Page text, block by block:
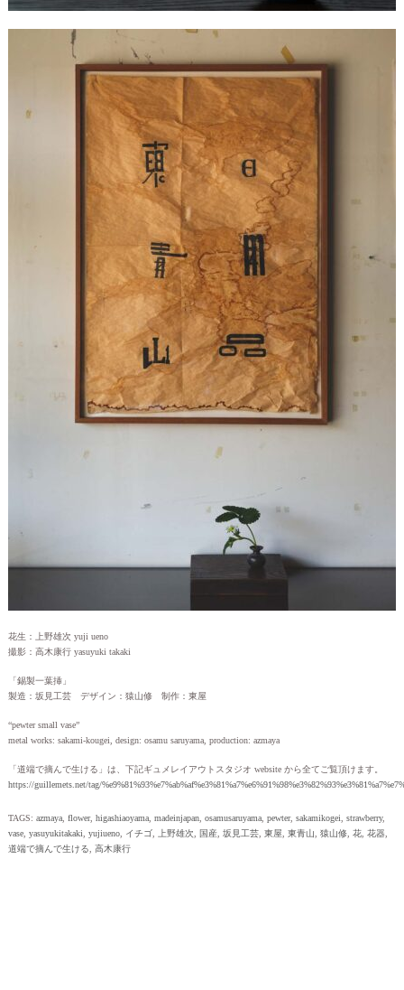
花生：上野雄次 yuji ueno
撮影：高木康行 yasuyuki takaki
「錫製一葉挿」
製造：坂見工芸 デザイン：猿山修 制作：東屋
“pewter small vase”
metal works: sakami-kougei, design: osamu saruyama, production: azmaya
「道端で摘んで生ける」は、下記ギュメレイアウトスタジオ website から全てご覧頂けます。
https://guillemets.net/tag/
TAGS: azmaya flower, higashiaoyama madeinjapan osamusaruyama pewter, sakamikogei strawberry,
vase yasuyukitakaki yujiueno イチゴ 上野雄次 国産 坂見工芸 東屋 東青山 猿山修 花 花器
道端で摘んで生ける
高木康行